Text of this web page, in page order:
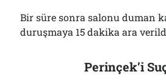
Bir süre sonra salonu duman
duruşmaya 15 dakika ara
Perinçek’i